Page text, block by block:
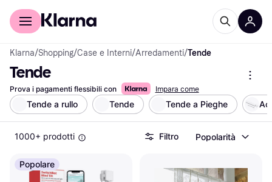
Per il tuo shopping
Klarna/Shopping/Case e Interni/Arredamenti/Tende
Tende
Prova i pagamenti flessibili con Impara come
Tende a rullo Tende Tende a Pieghe
1000+ prodotti Filtro Popolarità
Popolare